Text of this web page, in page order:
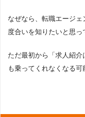
なぜなら、転職エージ
度合いを知りたいと思っ
ただ最初から「求人紹
も乗ってくれなくなる可